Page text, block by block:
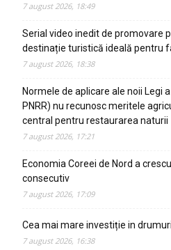
7 august 2026, 18:49
Serial video inedit de promovare
destinație turistică ideală pentru
7 august 2026, 18:38
Normele de aplicare ale noii Legi
PNRR) nu recunosc meritele
central pentru restaurarea naturii
7 august 2026, 17:21
Economia Coreei de Nord a
consecutiv
7 august 2026, 17:09
Cea mai mare investiție in
7 august 2026, 16:38